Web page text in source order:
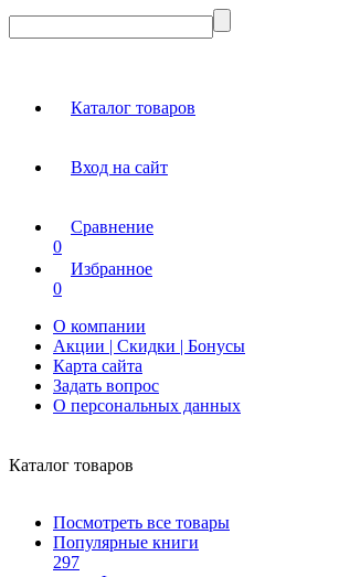
Каталог товаров
Вход на сайт
Сравнение
0
Избранное
0
О компании
Акции | Скидки | Бонусы
Карта сайта
Задать вопрос
О персональных данных
Каталог товаров
Посмотреть все товары
Популярные книги
297